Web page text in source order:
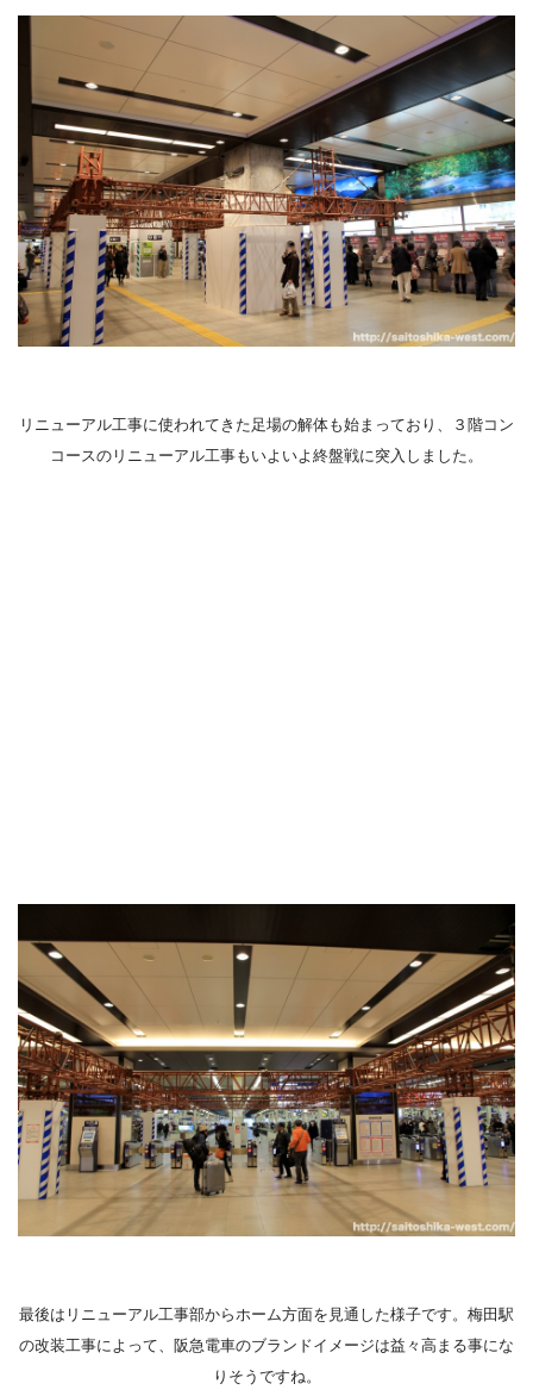
リニューアル工事に使われてきた足場の解体も始まっており、３階コン
コースのリニューアル工事もいよいよ終盤戦に突入しました。
最後はリニューアル工事部からホーム方面を見通した様子です。梅田駅
の改装工事によって、阪急電車のブランドイメージは益々高まる事にな
りそうですね。